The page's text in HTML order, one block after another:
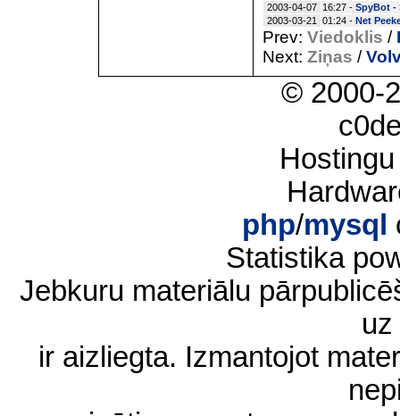
2003-04-07 16:27 - SpyBot -
2003-03-21
01:24 - Net
Prev: Viedoklis /
Next: Ziņas /
© 2000-
php/mysql
Statistika
Jebkuru materiālu
ir aizliegta. Izmantojot